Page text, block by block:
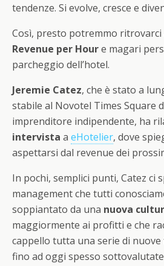
tendenze. Si evolve, cresce e
Così, presto potremmo ritrovarci
Revenue per Houre magari
parcheggio dell’hotel.
Jeremie Catez, che è stato a
stabile al Novotel Times Square
imprenditore indipendente, ha
intervista a eHotelier, dove
aspettarsi dal revenue dei
In pochi, semplici punti, Catez ci
management che tutti
soppiantato da una nuova
maggiormente ai profitti e che
cappello tutta una serie di
fino ad oggi spesso